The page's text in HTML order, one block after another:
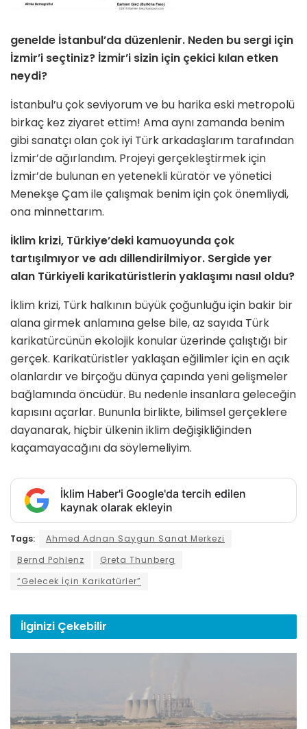
genelde İstanbul’da düzenlenir. Neden bu sergi için
İzmir’i seçtiniz? İzmir’i sizin için çekici kılan etken
neydi?
İstanbul’u çok seviyorum ve bu harika eski metropolü
birkaç kez ziyaret ettim! Ama aynı zamanda benim
gibi sanatçı olan çok iyi Türk arkadaşlarım tarafından
İzmir’de ağırlandım. Projeyi gerçekleştirmek için
İzmir’de bulunan en yetenekli küratör ve yönetici
Menekşe Çam ile çalışmak benim için çok önemliydi,
ona minnettarım.
İklim krizi, Türkiye’deki kamuoyunda çok
tartışılmıyor ve adı dillendirilmiyor. Sergide yer
alan Türkiyeli karikatüristlerin yaklaşımı nasıl oldu?
İklim krizi, Türk halkının büyük çoğunluğu için bakir bir
alana girmek anlamına gelse bile, az sayıda Türk
karikatürcünün ekolojik konular üzerinde çalıştığı bir
gerçek. Karikatüristler yaklaşan eğilimler için en açık
olanlardır ve birçoğu dünya çapında yeni gelişmeler
bağlamında öncüdür. Bu nedenle insanlara geleceğin
kapısını açarlar. Bununla birlikte, bilimsel gerçeklere
dayanarak, hiçbir ülkenin iklim değişikliğinden
kaçamayacağını da söylemeliyim.
İklim Haber'i Google'da tercih edilen
kaynak olarak ekleyin
Tags:
Ahmed Adnan Saygun Sanat Merkezi
Bernd Pohlenz
Greta Thunberg
“Gelecek İçin Karikatürler”
İlginizi Çekebilir